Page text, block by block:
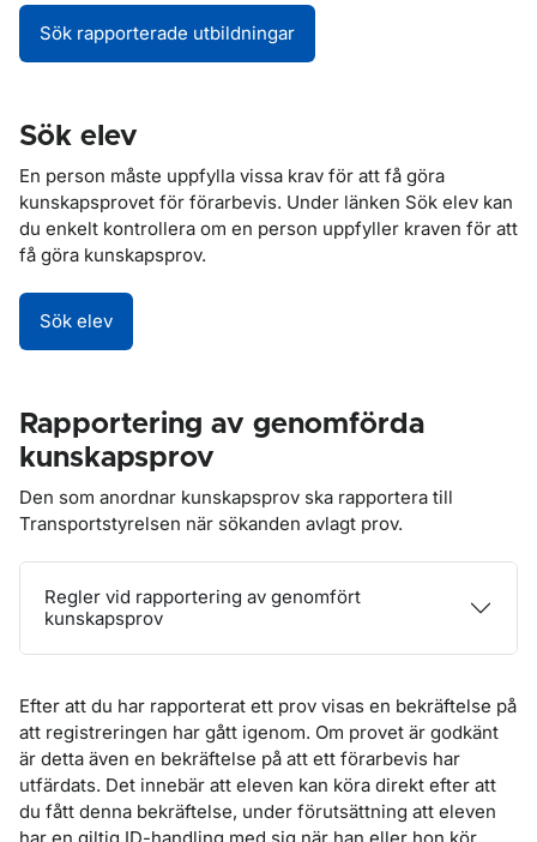
Sök rapporterade utbildningar
Sök elev
En person måste uppfylla vissa krav för att få göra
kunskapsprovet för förarbevis. Under länken Sök elev kan
du enkelt kontrollera om en person uppfyller kraven för att
få göra kunskapsprov.
Sök elev
Rapportering av genomförda
kunskapsprov
Den som anordnar kunskapsprov ska rapportera till
Transportstyrelsen när sökanden avlagt prov.
Regler vid rapportering av genomfört
kunskapsprov
Efter att du har rapporterat ett prov visas en bekräftelse på
att registreringen har gått igenom. Om provet är godkänt
är detta även en bekräftelse på att ett förarbevis har
utfärdats. Det innebär att eleven kan köra direkt efter att
du fått denna bekräftelse, under förutsättning att eleven